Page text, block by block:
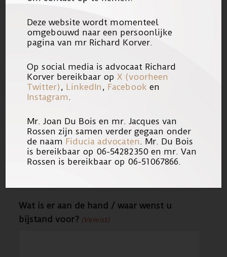
Burgerlijke staat (Vereist)
Gehuwd
Samenwonend
Alleenstaand
Zeg ik liever niet
Bent u kostwinner? (Vereist)
Ja
Nee
Wat is er aan de hand / waar wenst u
bijstand voor? (Vereist)
Deze website wordt momenteel
omgebouwd naar een persoonlijke
pagina van mr Richard Korver.
Op social media is advocaat Richard
Korver bereikbaar op X (voorheen
Twitter) , LinkedIn , Facebook en
Instagram .
Mr. Joan Du Bois en mr. Jacques van
Rossen zijn samen verder gegaan onder
de naam Fiducia advocaten . Mr. Du Bois
is bereikbaar op 06-54282350 en mr. Van
Rossen is bereikbaar op 06-51067866.